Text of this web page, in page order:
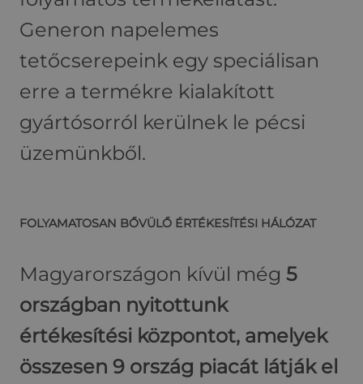
Generon napelemes
tetőcserepeink egy speciálisan
erre a termékre kialakított
gyártósorról kerülnek le pécsi
üzemünkből.
FOLYAMATOSAN BŐVÜLŐ ÉRTÉKESÍTÉSI HÁLÓZAT
Magyarországon kívül még 5
országban nyitottunk
értékesítési központot, amelyek
összesen 9 ország piacát látják el